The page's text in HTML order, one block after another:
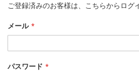
ご登録済みのお客様は、こちらからログ
メール
パスワード